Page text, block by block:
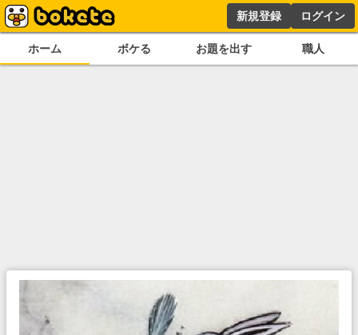
新規登録 ログイン
ホーム ボケる お題を出す 職人